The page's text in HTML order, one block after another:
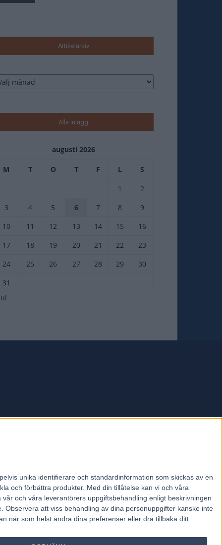
unika identifierare och standardinformation som skickas av en
och förbättra produkter. Med din tillåtelse kan vi och våra
och våra leverantörers uppgiftsbehandling enligt beskrivningen
Observera att viss behandling av dina personuppgifter kanske inte
när som helst ändra dina preferenser eller dra tillbaka ditt
Artikelarkiv
Alla inlägg
augusti 2026
M T O T F L S
1
2
3
4 5 6 7 8
9
10
11 12 13 14 15
16
17
18 19 20 21 22
23
24
25 26 27 28 29
30
31